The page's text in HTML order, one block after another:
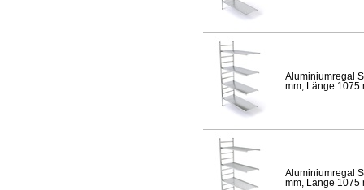
Aluminiumregal
mm, Länge 1075
Aluminiumregal
mm, Länge 1075